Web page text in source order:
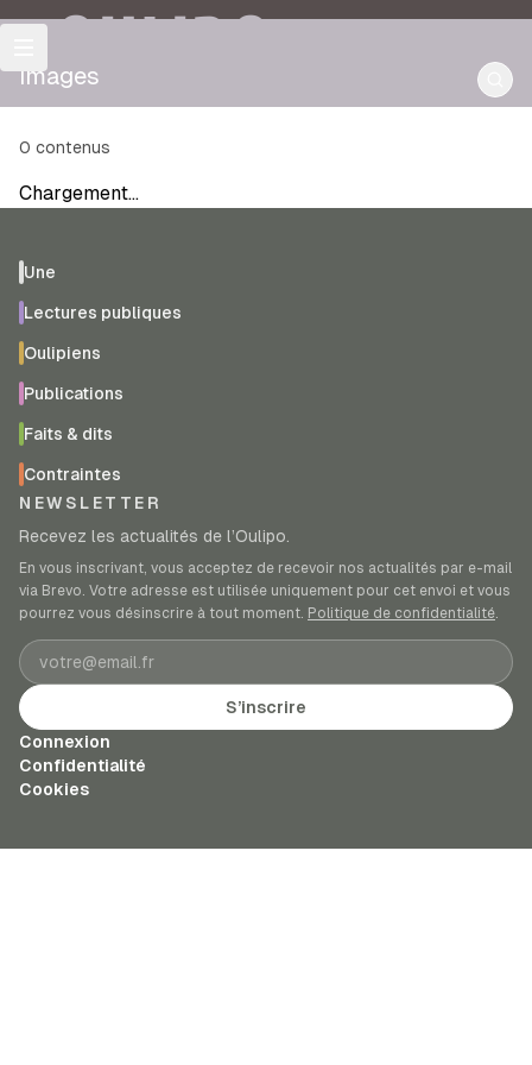
OULIPO
images
0 contenus
Chargement…
Une
Lectures publiques
Oulipiens
Publications
Faits & dits
Contraintes
NEWSLETTER
Recevez les actualités de l’Oulipo.
En vous inscrivant, vous acceptez de recevoir nos actualités par e-mail
via Brevo. Votre adresse est utilisée uniquement pour cet envoi et vous
pourrez vous désinscrire à tout moment. Politique de confidentialité.
Adresse e-mail
S’inscrire
Connexion
Confidentialité
Cookies